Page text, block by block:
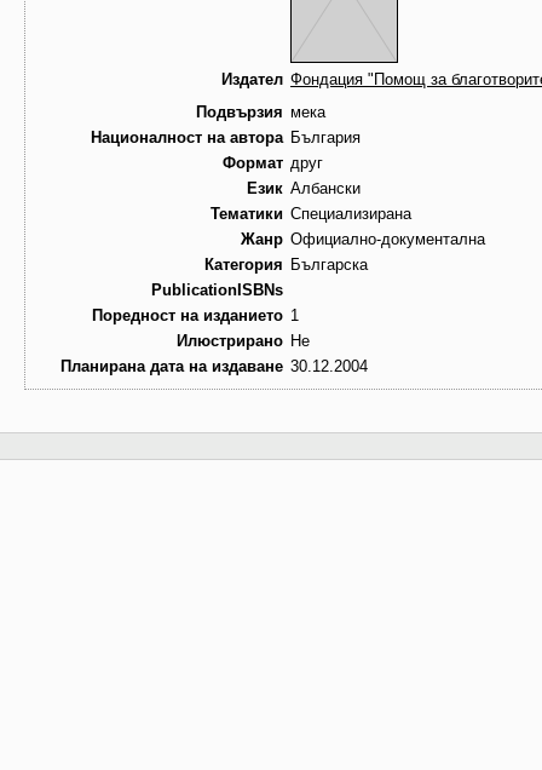
Издател Фондация "Помощ за
Подвързия мека
Националност на автора България
Формат друг
Език Албански
Тематики Специализирана
Жанр Официално-документална
Категория Българска
PublicationISBNs
Поредност на изданието 1
Илюстрирано Не
Планирана дата на издаване 30.12.2004